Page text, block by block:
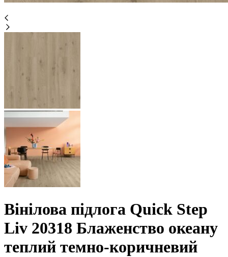
Вінілова підлога Quick Step
Liv 20318 Блаженство океану
теплий темно-коричневий